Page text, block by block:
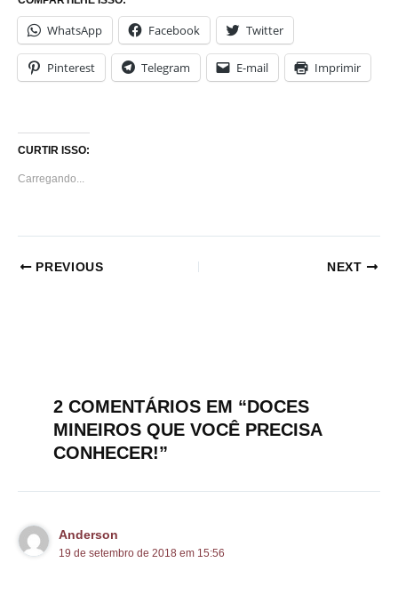
WhatsApp Facebook Twitter
Pinterest Telegram E-mail Imprimir
CURTIR ISSO:
Carregando...
PREVIOUS NEXT
2 COMENTÁRIOS EM “DOCES
MINEIROS QUE VOCÊ PRECISA
CONHECER!”
Anderson
19 de setembro de 2018 em 15:56